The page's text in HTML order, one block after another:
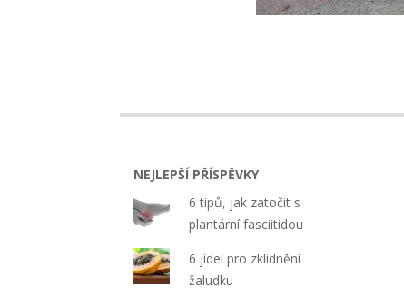
NEJLEPŠÍ PŘÍSPĚVKY
6 tipů, jak zatočit s
plantární fasciitidou
6 jídel pro zklidnění
žaludku